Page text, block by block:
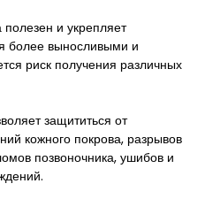
и укрепляет
более выносливыми и
риск получения различных
защититься от
кожного покрова, разрывов
позвоночника, ушибов и